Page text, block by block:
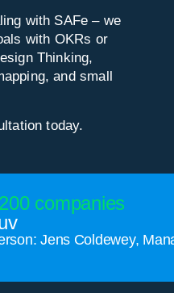
with SAFe – we
with OKRs or
Thinking,
and small
today.
200 companies
Jens Coldewey,